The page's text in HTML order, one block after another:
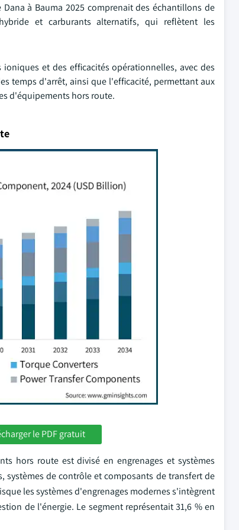
à Bauma 2025 comprenait des échantillons de
et carburants alternatifs, qui reflètent les
et des efficacités opérationnelles, avec des
temps d'arrêt, ainsi que l'efficacité, permettant aux
d'équipements hors route.
le PDF gratuit
hors route est divisé en engrenages et systèmes
systèmes de contrôle et composants de transfert de
les systèmes d'engrenages modernes s'intègrent
de l'énergie. Le segment représentait 31,6 % en